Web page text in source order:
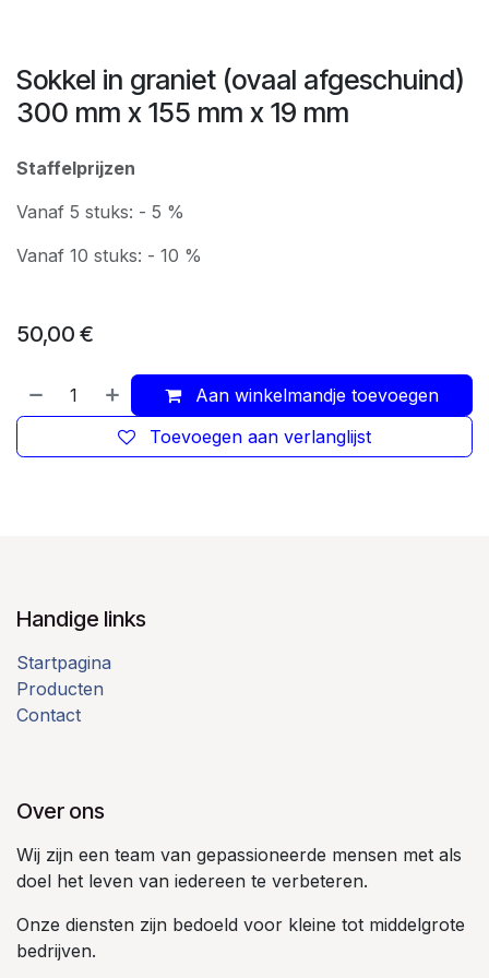
Sokkel in graniet (ovaal afgeschuind)
300 mm x 155 mm x 19 mm
Staffelprijzen
Vanaf 5 stuks: - 5 %
Vanaf 10 stuks: - 10 %
50,00 €
Aan winkelmandje toevoegen
Toevoegen aan verlanglijst
Handige links
Startpagina
Producten
Contact
Over ons
Wij zijn een team van gepassioneerde mensen met als
doel het leven van iedereen te verbeteren.
Onze diensten zijn bedoeld voor kleine tot middelgrote
bedrijven.